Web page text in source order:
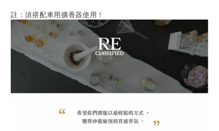
註：須搭配車用擴香器使用！